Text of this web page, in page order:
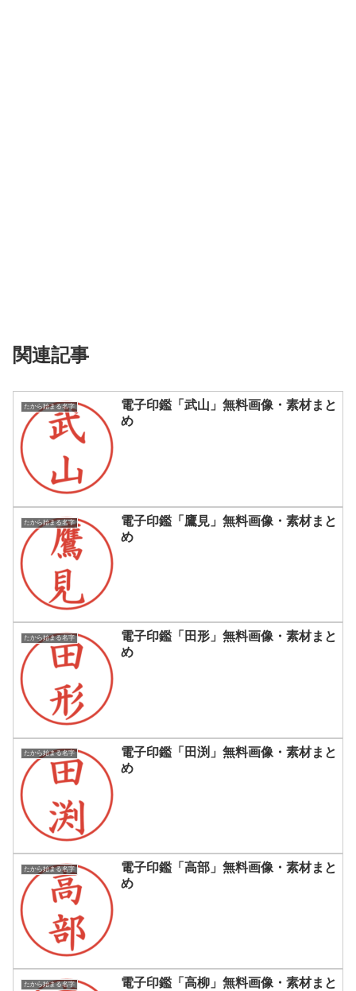
関連記事
たから始まる名字
電子印鑑「武山」無料画像・素材まと
め
たから始まる名字
電子印鑑「鷹見」無料画像・素材まと
め
たから始まる名字
電子印鑑「田形」無料画像・素材まと
め
たから始まる名字
電子印鑑「田渕」無料画像・素材まと
め
たから始まる名字
電子印鑑「高部」無料画像・素材まと
め
たから始まる名字
電子印鑑「高柳」無料画像・素材まと